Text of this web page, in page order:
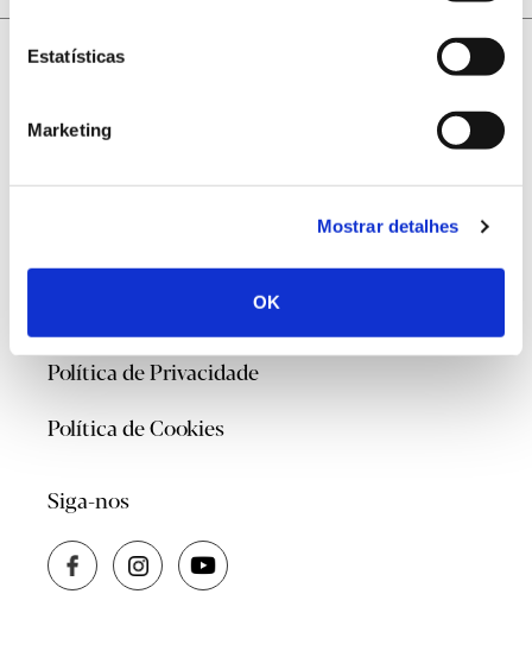
Estatísticas
Marketing
Mostrar detalhes
OK
Política de Privacidade
Política de Cookies
Siga-nos